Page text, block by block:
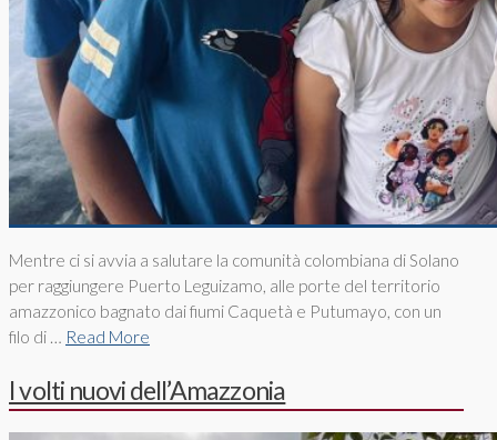
Mentre ci si avvia a salutare la comunità colombiana di Solano
per raggiungere Puerto Leguizamo, alle porte del territorio
amazzonico bagnato dai fiumi Caquetà e Putumayo, con un
filo di …
Read More
I volti nuovi dell’Amazzonia